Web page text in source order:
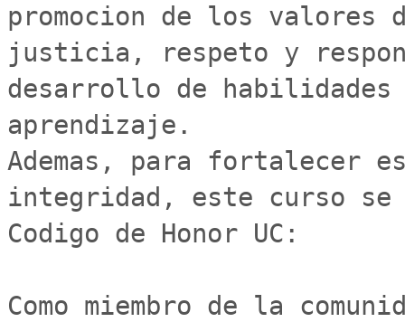
promocion de los valores
justicia, respeto y
desarrollo de
aprendizaje.
Ademas, para fortalecer
integridad, este curso se
Codigo de Honor UC:
Como miembro de la